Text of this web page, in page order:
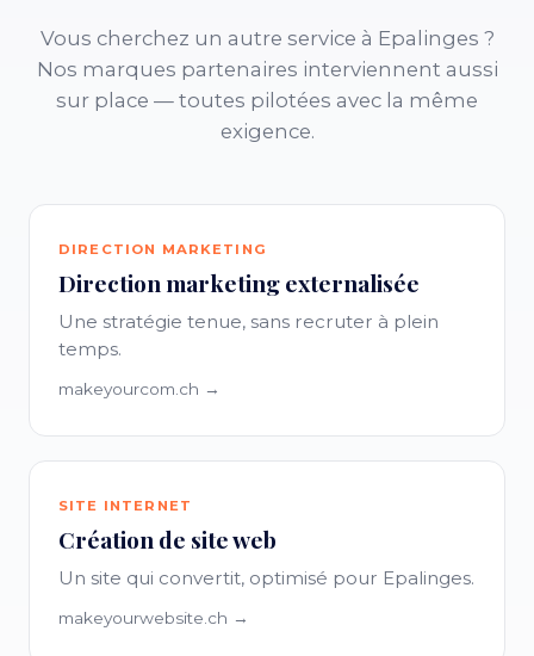
Vous cherchez un autre service à Epalinges ?
Nos marques partenaires interviennent aussi
sur place — toutes pilotées avec la même
exigence.
DIRECTION MARKETING
Direction marketing externalisée
Une stratégie tenue, sans recruter à plein
temps.
makeyourcom.ch →
SITE INTERNET
Création de site web
Un site qui convertit, optimisé pour Epalinges.
makeyourwebsite.ch →